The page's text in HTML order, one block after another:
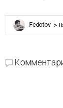
Fedotov >